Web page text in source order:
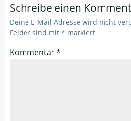
Schreibe einen
Deine E-Mail-Adresse wird nicht
Felder sind mit * markiert
Kommentar*